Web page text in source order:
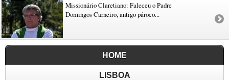
Missionário Claretiano: Faleceu o Padre
Domingos Carneiro, antigo pároco...
HOME
LISBOA